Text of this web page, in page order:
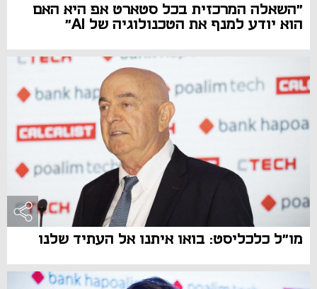
"השאלה המרכזית בכל סטארט אפ היא האם
הוא יודע למנף את הטכנולוגיה של AI"
מו"ל כלכליסט: בואו איתנו אל העתיד שלנו